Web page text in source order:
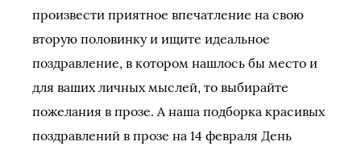
произвести приятное впечатление на свою
вторую половинку и ищите идеальное
поздравление, в котором нашлось бы место и
для ваших личных мыслей, то выбирайте
пожелания в прозе. А наша подборка красивых
поздравлений в прозе на 14 февраля День